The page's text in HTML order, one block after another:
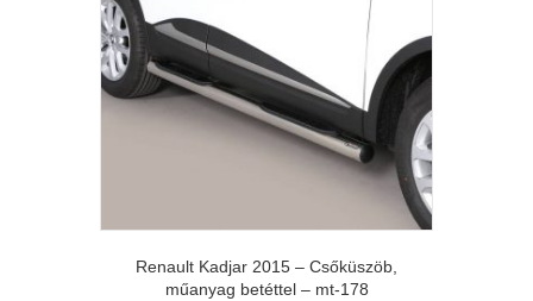
Renault Kadjar 2015 – Csőküszöb,
műanyag betéttel – mt-178